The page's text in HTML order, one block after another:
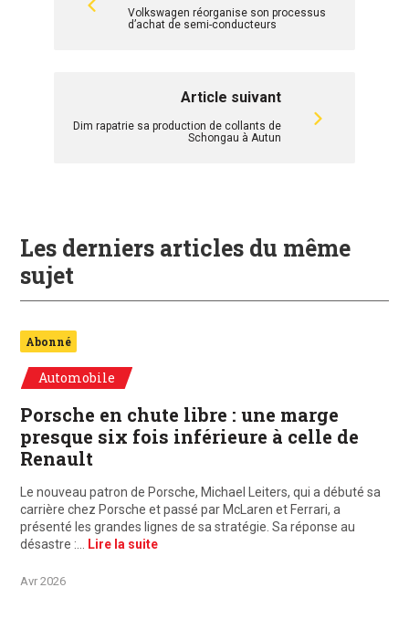
Volkswagen réorganise son processus
d’achat de semi-conducteurs
Article suivant
Dim rapatrie sa production de collants de
Schongau à Autun
Les derniers articles du même
sujet
Abonné
Automobile
Porsche en chute libre : une marge
presque six fois inférieure à celle de
Renault
Le nouveau patron de Porsche, Michael Leiters, qui a débuté sa
carrière chez Porsche et passé par McLaren et Ferrari, a
présenté les grandes lignes de sa stratégie. Sa réponse au
désastre :…
Lire la suite
Avr 2026